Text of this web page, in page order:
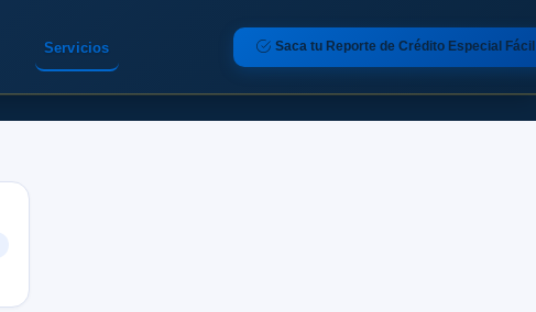
Servicios Saca tu Reporte de Crédito Especial Fácil